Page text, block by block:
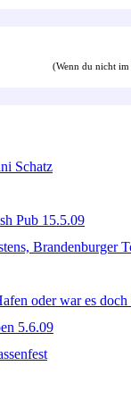
(Wenn du nicht
Schatz
Pub 15.5.09
Brandenburger
oder war es doch
5.6.09